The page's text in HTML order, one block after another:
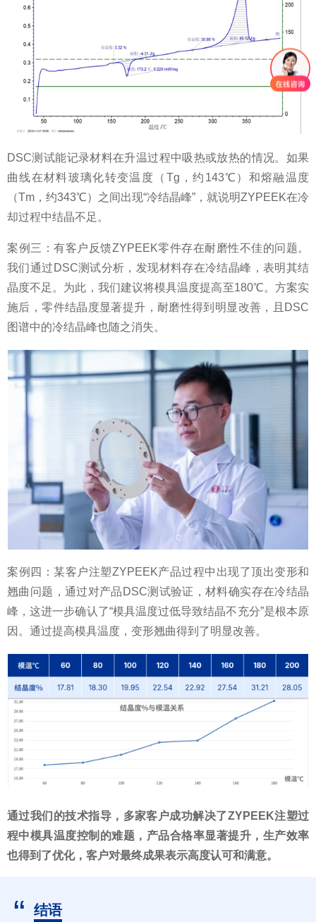
DSC测试能记录材料在升温过程中吸热或放热的情况。如果
曲线在材料玻璃化转变温度（Tg，约143℃）和熔融温度
（Tm，约343℃）之间出现“冷结晶峰”，就说明ZYPEEK在冷
却过程中结晶不足。
案例三：有客户反馈ZYPEEK零件存在耐磨性不佳的问题。
我们通过DSC测试分析，发现材料存在冷结晶峰，表明其结
晶度不足。为此，我们建议将模具温度提高至180℃。方案实
施后，零件结晶度显著提升，耐磨性得到明显改善，且DSC
图谱中的冷结晶峰也随之消失。
案例四：某客户注塑ZYPEEK产品过程中出现了顶出变形和
翘曲问题，通过对产品DSC测试验证，材料确实存在冷结晶
峰，这进一步确认了“模具温度过低导致结晶不充分”是根本原
因。通过提高模具温度，变形翘曲得到了明显改善。
通过我们的技术指导，多家客户成功解决了ZYPEEK注塑过
程中模具温度控制的难题，产品合格率显著提升，生产效率
也得到了优化，客户对最终成果表示高度认可和满意。
“ 结语